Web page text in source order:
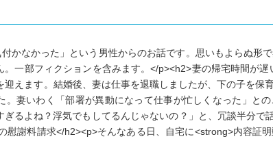
かなかった」という男性からのお話です。思いもよらぬ
一部フィクションを含みます。</p><h2>妻の帰宅時間が
えます。結婚後、妻は仕事を退職しましたが、下の子を
。妻いわく「部署が異動になって仕事が忙しくなった」と
ぎるよね？浮気でもしてるんじゃないの？」と、冗談半分
慰謝料請求</h2><p>そんなある日、自宅に<strong>内容証